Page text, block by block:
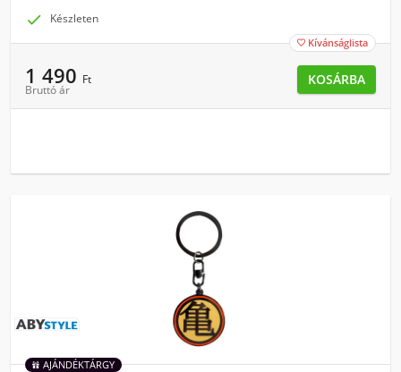
 Készleten
 Kívánságlista
1 490 Ft
Bruttó ár
KOSÁRBA
AJÁNDÉKTÁRGY